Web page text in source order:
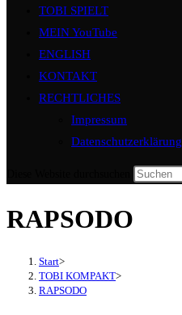
TOBI SPIELT
MEIN YouTube
ENGLISH
KONTAKT
RECHTLICHES
Impressum
Datenschutzerklärung
RAPSODO
Start>
TOBI KOMPAKT>
RAPSODO